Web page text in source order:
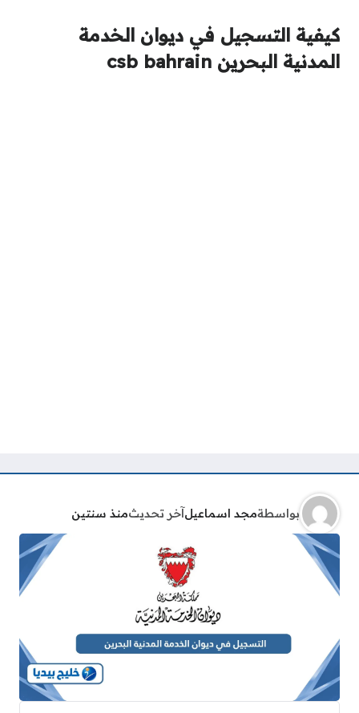
كيفية التسجيل في ديوان الخدمة
المدنية البحرين csb bahrain
بواسطةمجد اسماعيلآخر تحديثمنذ سنتين